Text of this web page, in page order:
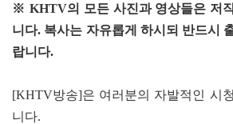
※ KHTV의 모든 사진과 영상들은 저
니다. 복사는 자유롭게 하시되 반드시
랍니다.
[KHTV방송]은 여러분의 자발적인 시
니다.